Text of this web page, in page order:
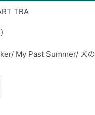
TBA
My Past Summer/ 犬